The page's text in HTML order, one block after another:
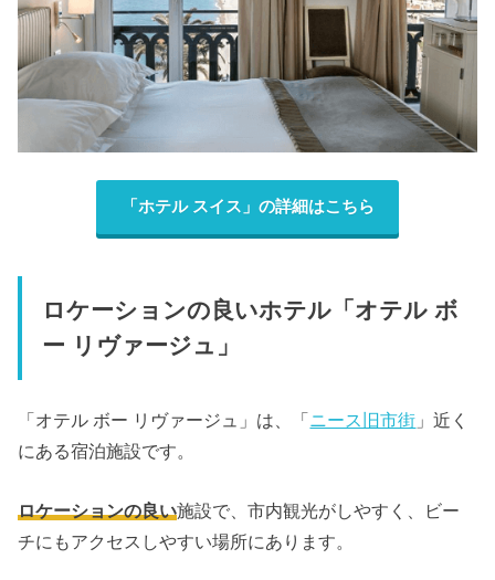
「ホテル スイス」の詳細はこちら
ロケーションの良いホテル「オテル ボ
ー リヴァージュ」
「オテル ボー リヴァージュ」は、「ニース旧市街 」近く
にある宿泊施設です。
ロケーションの良い施設で、市内観光がしやすく、ビー
チにもアクセスしやすい場所にあります。